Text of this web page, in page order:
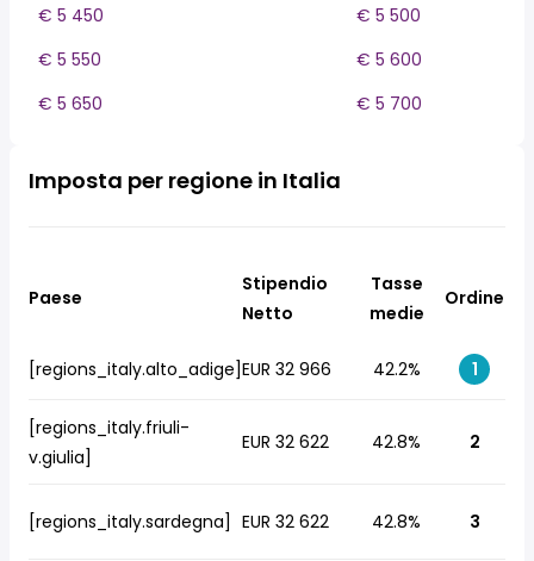
€ 5 450
€ 5 500
€ 5 550
€ 5 600
€ 5 650
€ 5 700
Imposta per regione in Italia
Paese
Stipendio
Netto
Tasse
medie
Ordine
[regions_italy.alto_adige]EUR 32 966 42.2% 1
[regions_italy.friuli-
v.giulia]
EUR 32 622 42.8% 2
[regions_italy.sardegna] EUR 32 622 42.8% 3